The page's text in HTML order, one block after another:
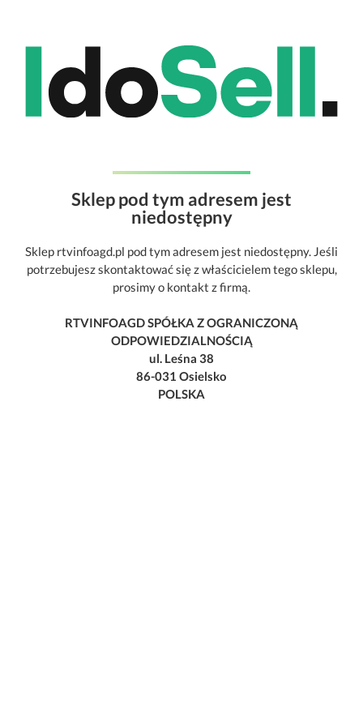
Sklep pod tym adresem jest
niedostępny
Sklep rtvinfoagd.pl pod tym adresem jest niedostępny. Jeśli
potrzebujesz skontaktować się z właścicielem tego sklepu,
prosimy o kontakt z firmą.
RTVINFOAGD SPÓŁKA Z OGRANICZONĄ
ODPOWIEDZIALNOŚCIĄ
ul. Leśna 38
86-031 Osielsko
POLSKA